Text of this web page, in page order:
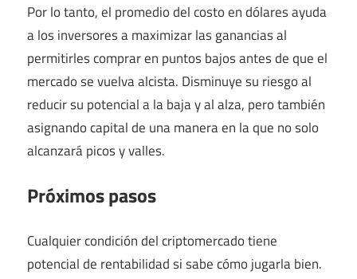
Por lo tanto, el promedio del costo en dólares ayuda
a los inversores a maximizar las ganancias al
permitirles comprar en puntos bajos antes de que el
mercado se vuelva alcista. Disminuye su riesgo al
reducir su potencial a la baja y al alza, pero también
asignando capital de una manera en la que no solo
alcanzará picos y valles.
Próximos pasos
Cualquier condición del criptomercado tiene
potencial de rentabilidad si sabe cómo jugarla bien.